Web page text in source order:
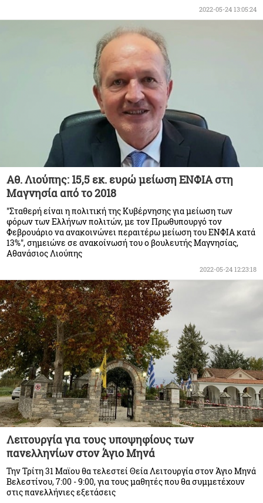
2022-05-24 13:05:24
Αθ. Λιούπης: 15,5 εκ. ευρώ μείωση ΕΝΦΙΑ στη
Μαγνησία από το 2018
"Σταθερή είναι η πολιτική της Κυβέρνησης για μείωση των
φόρων των Ελλήνων πολιτών, με τον Πρωθυπουργό τον
Φεβρουάριο να ανακοινώνει περαιτέρω μείωση του ΕΝΦΙΑ κατά
13%", σημειώνε σε ανακοίνωσή του ο βουλευτής Μαγνησίας,
Αθανάσιος Λιούπης
2022-05-24 12:23:18
Λειτουργία για τους υποψηφίους των
πανελληνίων στον Άγιο Μηνά
Την Τρίτη 31 Μαϊου θα τελεστεί Θεία Λειτουργία στον Άγιο Μηνά
Βελεστίνου, 7:00 - 9:00, για τους μαθητές που θα συμμετέχουν
στις πανελλήνιες εξετάσεις